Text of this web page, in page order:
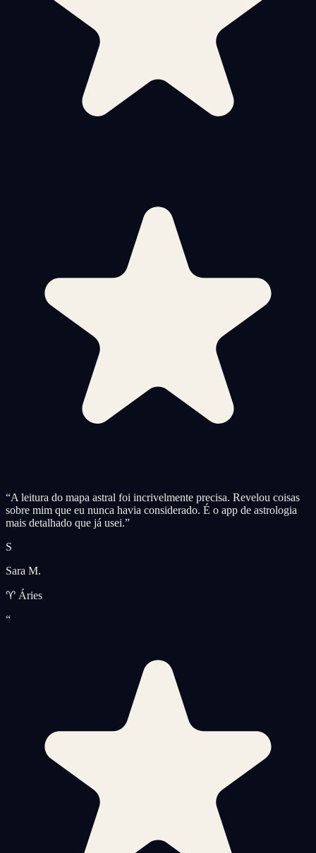
“A leitura do mapa astral foi incrivelmente precisa. Revelou coisas
sobre mim que eu nunca havia considerado. É o app de astrologia
mais detalhado que já usei.”
S
Sara M.
♈ Áries
“